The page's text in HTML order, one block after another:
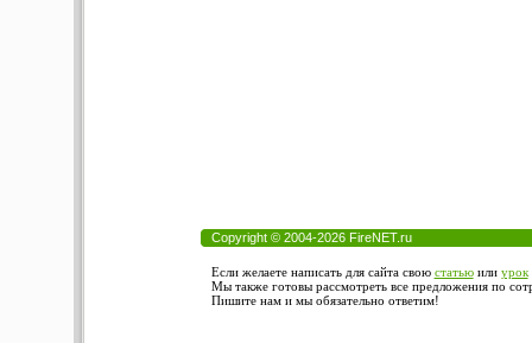
Copyright © 2004-2026 FireNET.ru
Если желаете написать для сайта свою статьюили урок
Мы также готовы рассмотреть все предложения по
Пишите нам и мы обязательно ответим!